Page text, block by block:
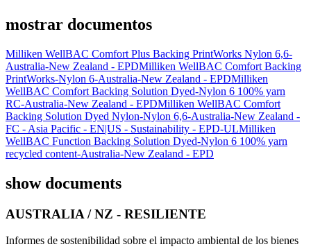
mostrar documentos
Milliken WellBAC Comfort Plus Backing PrintWorks Nylon 6,6-
Australia-New Zealand - EPDMilliken WellBAC Comfort Backing
PrintWorks-Nylon 6-Australia-New Zealand - EPDMilliken
WellBAC Comfort Backing Solution Dyed-Nylon 6 100% yarn
RC-Australia-New Zealand - EPDMilliken WellBAC Comfort
Backing Solution Dyed Nylon-Nylon 6,6-Australia-New Zealand -
FC - Asia Pacific - EN|US - Sustainability - EPD-ULMilliken
WellBAC Function Backing Solution Dyed-Nylon 6 100% yarn
recycled content-Australia-New Zealand - EPD
show documents
AUSTRALIA / NZ - RESILIENTE
Informes de sostenibilidad sobre el impacto ambiental de los bienes